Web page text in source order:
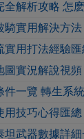
全解析攻略 怎
實用解決方法
用打法經驗匯
圖實況解說視頻
一覽 轉生系
用技巧心得匯總
坦武器數據詳細